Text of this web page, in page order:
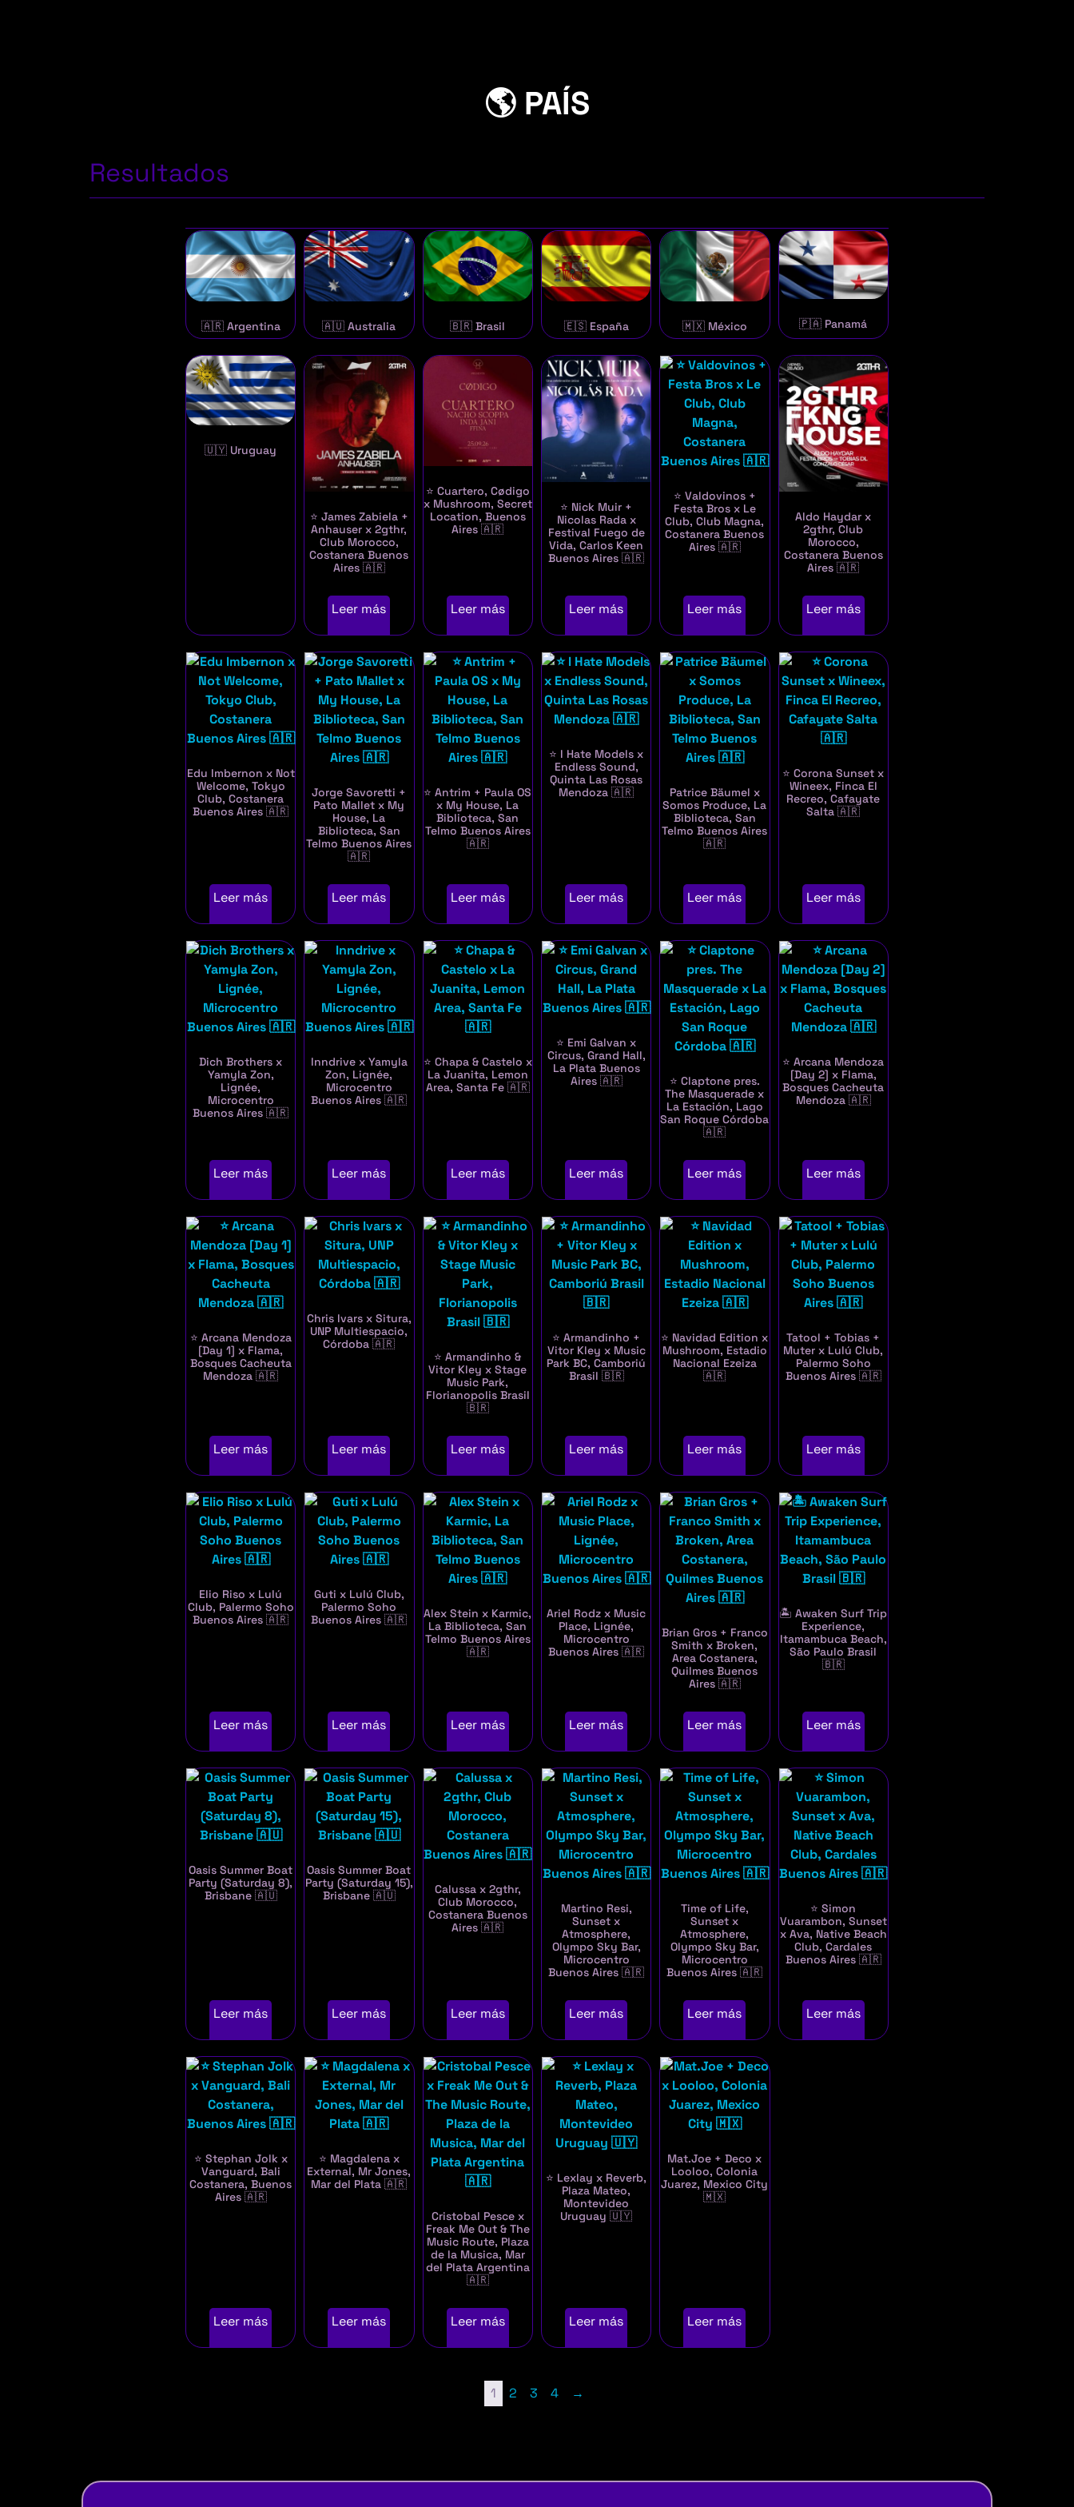
🌎 PAÍS
Resultados
🇦🇷 Argentina 🇦🇺 Australia 🇧🇷 Brasil 🇪🇸 España 🇲🇽 México 🇵🇦 Panamá
🇺🇾 Uruguay
⭐ James Zabiela +
Anhauser x 2gthr,
Club Morocco,
Costanera Buenos
Aires 🇦🇷
Leer más
⭐ Cuartero, Cødigo
x Mushroom, Secret
Location, Buenos
Aires 🇦🇷
Leer más
⭐ Nick Muir +
Nicolas Rada x
Festival Fuego de
Vida, Carlos Keen
Buenos Aires 🇦🇷
Leer más
⭐ Valdovinos +
Festa Bros x Le
Club, Club Magna,
Costanera Buenos
Aires 🇦🇷
Leer más
Aldo Haydar x
2gthr, Club
Morocco,
Costanera Buenos
Aires 🇦🇷
Leer más
Edu Imbernon x Not
Welcome, Tokyo
Club, Costanera
Buenos Aires 🇦🇷
Leer más
Jorge Savoretti +
Pato Mallet x My
House, La
Biblioteca, San
Telmo Buenos Aires
🇦🇷
Leer más
⭐ Antrim + Paula OS
x My House, La
Biblioteca, San
Telmo Buenos Aires
🇦🇷
Leer más
⭐ I Hate Models x
Endless Sound,
Quinta Las Rosas
Mendoza 🇦🇷
Leer más
Patrice Bäumel x
Somos Produce, La
Biblioteca, San
Telmo Buenos Aires
🇦🇷
Leer más
⭐ Corona Sunset x
Wineex, Finca El
Recreo, Cafayate
Salta 🇦🇷
Leer más
Dich Brothers x
Yamyla Zon,
Lignée,
Microcentro
Buenos Aires 🇦🇷
Leer más
Inndrive x Yamyla
Zon, Lignée,
Microcentro
Buenos Aires 🇦🇷
Leer más
⭐ Chapa & Castelo x
La Juanita, Lemon
Area, Santa Fe 🇦🇷
Leer más
⭐ Emi Galvan x
Circus, Grand Hall,
La Plata Buenos
Aires 🇦🇷
Leer más
⭐ Claptone pres.
The Masquerade x
La Estación, Lago
San Roque Córdoba
🇦🇷
Leer más
⭐ Arcana Mendoza
[Day 2] x Flama,
Bosques Cacheuta
Mendoza 🇦🇷
Leer más
⭐ Arcana Mendoza
[Day 1] x Flama,
Bosques Cacheuta
Mendoza 🇦🇷
Leer más
Chris Ivars x Situra,
UNP Multiespacio,
Córdoba 🇦🇷
Leer más
⭐ Armandinho &
Vitor Kley x Stage
Music Park,
Florianopolis Brasil
🇧🇷
Leer más
⭐ Armandinho +
Vitor Kley x Music
Park BC, Camboriú
Brasil 🇧🇷
Leer más
⭐ Navidad Edition x
Mushroom, Estadio
Nacional Ezeiza
🇦🇷
Leer más
Tatool + Tobias +
Muter x Lulú Club,
Palermo Soho
Buenos Aires 🇦🇷
Leer más
Elio Riso x Lulú
Club, Palermo Soho
Buenos Aires 🇦🇷
Leer más
Guti x Lulú Club,
Palermo Soho
Buenos Aires 🇦🇷
Leer más
Alex Stein x Karmic,
La Biblioteca, San
Telmo Buenos Aires
🇦🇷
Leer más
Ariel Rodz x Music
Place, Lignée,
Microcentro
Buenos Aires 🇦🇷
Leer más
Brian Gros + Franco
Smith x Broken,
Area Costanera,
Quilmes Buenos
Aires 🇦🇷
Leer más
🏝️ Awaken Surf Trip
Experience,
Itamambuca Beach,
São Paulo Brasil
🇧🇷
Leer más
Oasis Summer Boat
Party (Saturday 8),
Brisbane 🇦🇺
Leer más
Oasis Summer Boat
Party (Saturday 15),
Brisbane 🇦🇺
Leer más
Calussa x 2gthr,
Club Morocco,
Costanera Buenos
Aires 🇦🇷
Leer más
Martino Resi,
Sunset x
Atmosphere,
Olympo Sky Bar,
Microcentro
Buenos Aires 🇦🇷
Leer más
Time of Life,
Sunset x
Atmosphere,
Olympo Sky Bar,
Microcentro
Buenos Aires 🇦🇷
Leer más
⭐ Simon
Vuarambon, Sunset
x Ava, Native Beach
Club, Cardales
Buenos Aires 🇦🇷
Leer más
⭐ Stephan Jolk x
Vanguard, Bali
Costanera, Buenos
Aires 🇦🇷
Leer más
⭐ Magdalena x
External, Mr Jones,
Mar del Plata 🇦🇷
Leer más
Cristobal Pesce x
Freak Me Out & The
Music Route, Plaza
de la Musica, Mar
del Plata Argentina
🇦🇷
Leer más
⭐ Lexlay x Reverb,
Plaza Mateo,
Montevideo
Uruguay 🇺🇾
Leer más
Mat.Joe + Deco x
Looloo, Colonia
Juarez, Mexico City
🇲🇽
Leer más
1 2 3 4 →